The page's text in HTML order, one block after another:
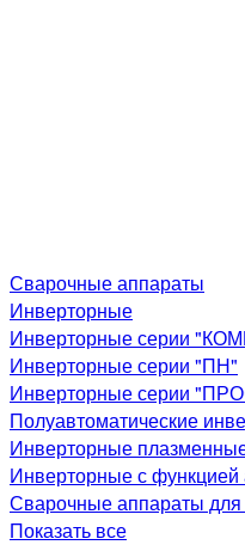
Сварочные аппараты
Инверторные
Инверторные серии
Инверторные серии "ПН"
Инверторные серии
Полуавтоматические
Инверторные
Инверторные с функцией
Сварочные аппараты
Показать все